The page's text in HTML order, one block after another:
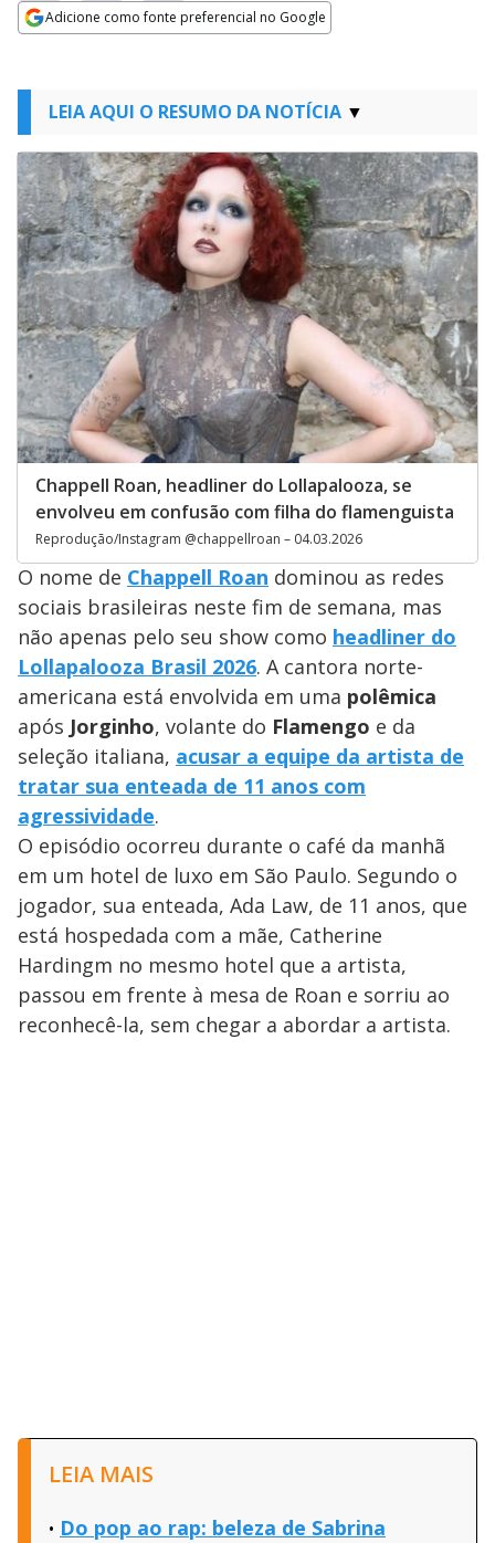
Adicione como fonte preferencial no Google
LEIA AQUI O RESUMO DA NOTÍCIA
Chappell Roan, headliner do Lollapalooza, se
envolveu em confusão com filha do flamenguista
Reprodução/Instagram @chappellroan – 04.03.2026
O nome de Chappell Roan dominou as redes
sociais brasileiras neste fim de semana, mas
não apenas pelo seu show como headliner do
Lollapalooza Brasil 2026. A cantora norte-
americana está envolvida em uma polêmica
após Jorginho, volante do Flamengo e da
seleção italiana, acusar a equipe da artista de
tratar sua enteada de 11 anos com
agressividade.
O episódio ocorreu durante o café da manhã
em um hotel de luxo em São Paulo. Segundo o
jogador, sua enteada, Ada Law, de 11 anos, que
está hospedada com a mãe, Catherine
Hardingm no mesmo hotel que a artista,
passou em frente à mesa de Roan e sorriu ao
reconhecê-la, sem chegar a abordar a artista.
LEIA MAIS
Do pop ao rap: beleza de Sabrina